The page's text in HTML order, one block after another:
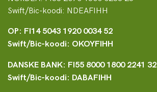
Swift/Bic-koodi: NDEAFIHH
OP: FI14 5043 1920 0034 52
Swift/Bic-koodi: OKOYFIHH
DANSKE BANK: FI55 8000 1800 2241 32
Swift/Bic-koodi: DABAFIHH